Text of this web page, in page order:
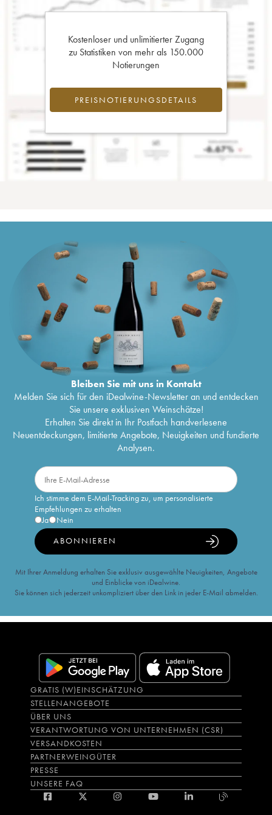
Kostenloser und unlimitierter Zugang
zu Statistiken von mehr als 150.000
Notierungen
PREISNOTIERUNGSDETAILS
Bleiben Sie mit uns in Kontakt
Melden Sie sich für den iDealwine-Newsletter an und entdecken
Sie unsere exklusiven Weinschätze!
Erhalten Sie direkt in Ihr Postfach handverlesene
Neuentdeckungen, limitierte Angebote, Neuigkeiten und fundierte
Analysen.
Ich stimme dem E-Mail-Tracking zu, um personalisierte
Empfehlungen zu erhalten
Ja
Nein
ABONNIEREN
Mit Ihrer Anmeldung erhalten Sie exklusiv ausgewählte Neuigkeiten, Angebote
und Einblicke von iDealwine.
Sie können sich jederzeit unkompliziert über den Link in jeder E-Mail abmelden.
GRATIS (W)EINSCHÄTZUNG
STELLENANGEBOTE
ÜBER UNS
VERANTWORTUNG VON UNTERNEHMEN (CSR)
VERSANDKOSTEN
PARTNERWEINGÜTER
PRESSE
UNSERE FAQ